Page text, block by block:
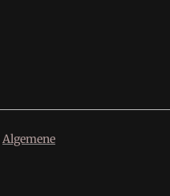
Algemene